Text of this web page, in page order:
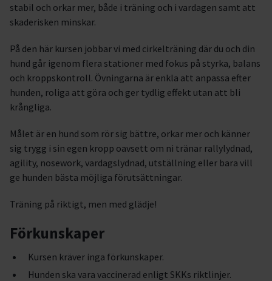
stabil och orkar mer, både i träning och i vardagen samt att
skaderisken minskar.
På den här kursen jobbar vi med cirkelträning där du och din
hund går igenom flera stationer med fokus på styrka, balans
och kroppskontroll. Övningarna är enkla att anpassa efter
hunden, roliga att göra och ger tydlig effekt utan att bli
krångliga.
Målet är en hund som rör sig bättre, orkar mer och känner
sig trygg i sin egen kropp oavsett om ni tränar rallylydnad,
agility, nosework, vardagslydnad, utställning eller bara vill
ge hunden bästa möjliga förutsättningar.
Träning på riktigt, men med glädje!
Förkunskaper
Kursen kräver inga förkunskaper.
Hunden ska vara vaccinerad enligt SKKs riktlinjer.